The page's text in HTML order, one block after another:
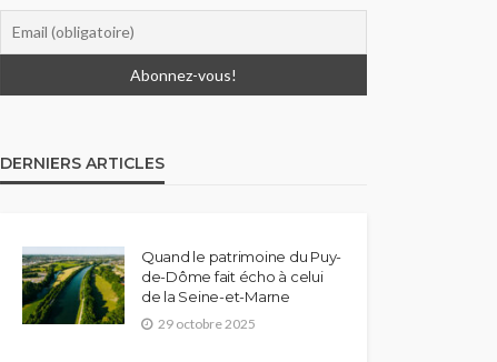
DERNIERS ARTICLES
Quand le patrimoine du Puy-
de-Dôme fait écho à celui
de la Seine-et-Marne
29 octobre 2025